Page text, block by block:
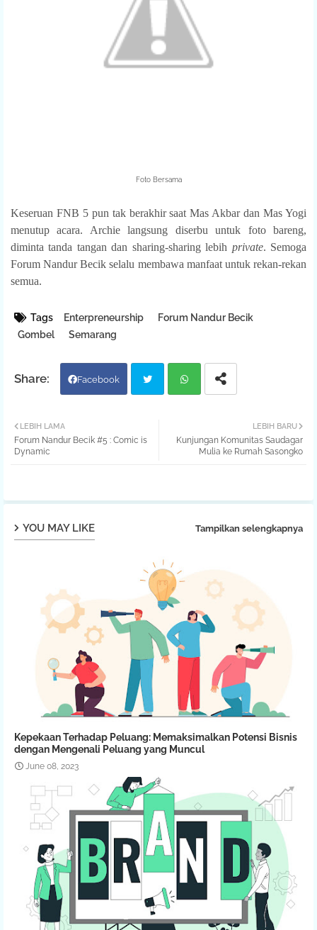
Foto Bersama
Keseruan FNB 5 pun tak berakhir saat Mas Akbar dan Mas Yogi
menutup acara. Archie langsung diserbu untuk foto bareng,
diminta tanda tangan dan sharing-sharing lebih private. Semoga
Forum Nandur Becik selalu membawa manfaat untuk rekan-rekan
semua.
Tags Enterpreneurship
Forum Nandur Becik
Gombel
Semarang
Facebook
ter atsa
LEBIH BARU
Kunjungan Komunitas Saudagar
Mulia ke Rumah Sasongko
LEBIH LAMA
Forum Nandur Becik #5 : Comic is
Dynamic
YOU MAY LIKE Tampilkan selengkapnya
Kepekaan Terhadap Peluang: Memaksimalkan Potensi Bisnis
dengan Mengenali Peluang yang Muncul
June 08, 2023